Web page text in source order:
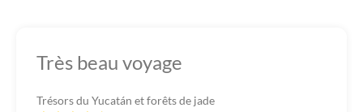
Très beau voyage
Trésors du Yucatán et forêts de jade